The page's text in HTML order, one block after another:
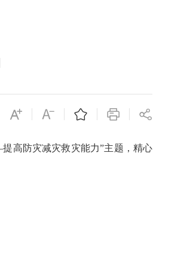
高防灾减灾救灾能力”主题，精心